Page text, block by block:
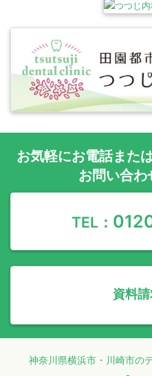
お気軽にお電話または
お問い合わ
TEL：
資料
神奈川県横浜市・川崎市の